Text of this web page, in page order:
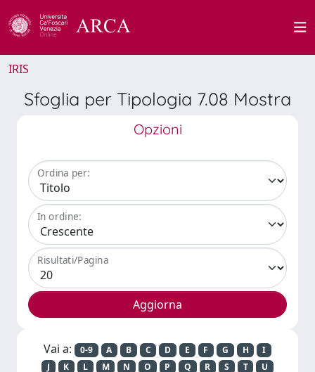
IRIS
Sfoglia per Tipologia 7.08 Mostra
Opzioni
Ordina per:
In ordine:
Risultati/Pagina
Vai a: 0-9 A B C D E F G H
I
J
K L M N O P Q R S T
U